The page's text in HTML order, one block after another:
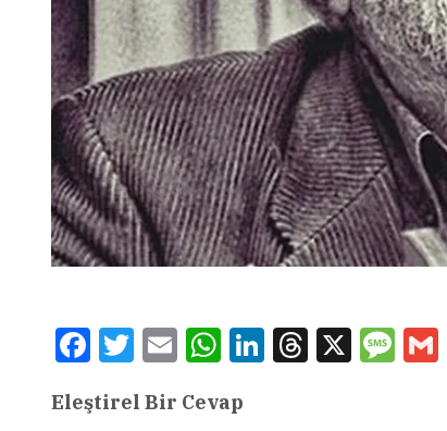
FacebookTwitterEmail WhatsAppLinkedInThreads
X
Eleştirel Bir Cevap